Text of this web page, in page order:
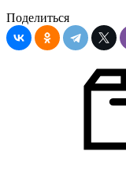
Поделиться